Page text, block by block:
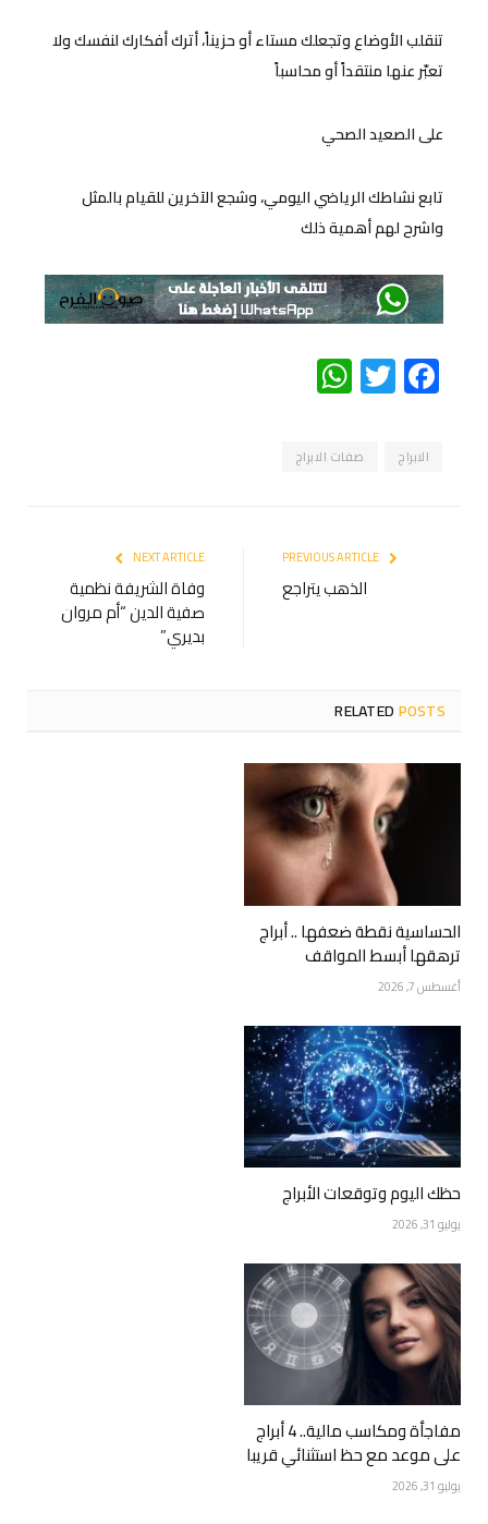
تنقلب الأوضاع وتجعلك مستاء أو حزيناً، أترك أفكارك لنفسك ولا
تعبّر عنها منتقداً أو محاسباً
على الصعيد الصحي
تابع نشاطك الرياضي اليومي، وشجع الآخرين للقيام بالمثل
واشرح لهم أهمية ذلك
Facebook
Twitter
WhatsApp
الابراج صفات الابراج
الذهب يتراجع
NEXT ARTICLE
‏وفاة الشريفة نظمية
صفية الدين “أم مروان
بديري”
RELATEDPOSTS
الحساسية نقطة ضعفها .. أبراج
ترهقها أبسط المواقف
أغسطس 7, 2026
حظك اليوم وتوقعات الأبراج
يوليو 31, 2026
مفاجأة ومكاسب مالية.. 4 أبراج
على موعد مع حظ استثنائي قريبا
يوليو 31, 2026